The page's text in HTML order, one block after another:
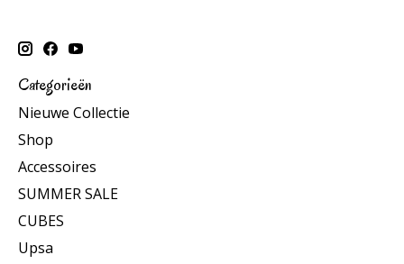
Categorieën
Nieuwe Collectie
Shop
Accessoires
SUMMER SALE
CUBES
Upsa